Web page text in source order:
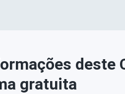
deste
gratuita